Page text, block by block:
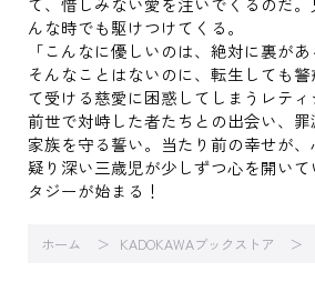
んな時でも駆けつけてくる。
「こんなに優しいのは、絶対に裏が
そんなことはないのに、転生しても
て受ける慈愛に困惑してしまうレティ
前世で対峙した者たちとの出会い、
家族を守る誓い。当たり前の幸せが
疑り深い三歳児が少しずつ心を開い
タジーが始まる！
ホーム KADOKAWAブックストア